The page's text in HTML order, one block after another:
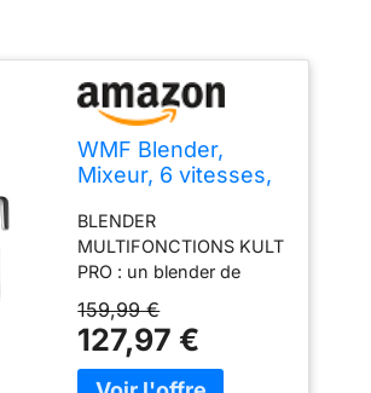
WMF Blender,
Mixeur, 6 vitesses,
auto, Bol 1,2 L,
Accessoires en
Tritan sans BPA,
Inox 18/10
Cromargan, Lames
amovibles, 2
bouteilles incluses,
BLENDER
MULTIFONCTIONS KULT
PRO : un blender de
pour tout broyer, hacher
et mélanger, avec tous
les accessoires pour
159,99 €
127,97 €